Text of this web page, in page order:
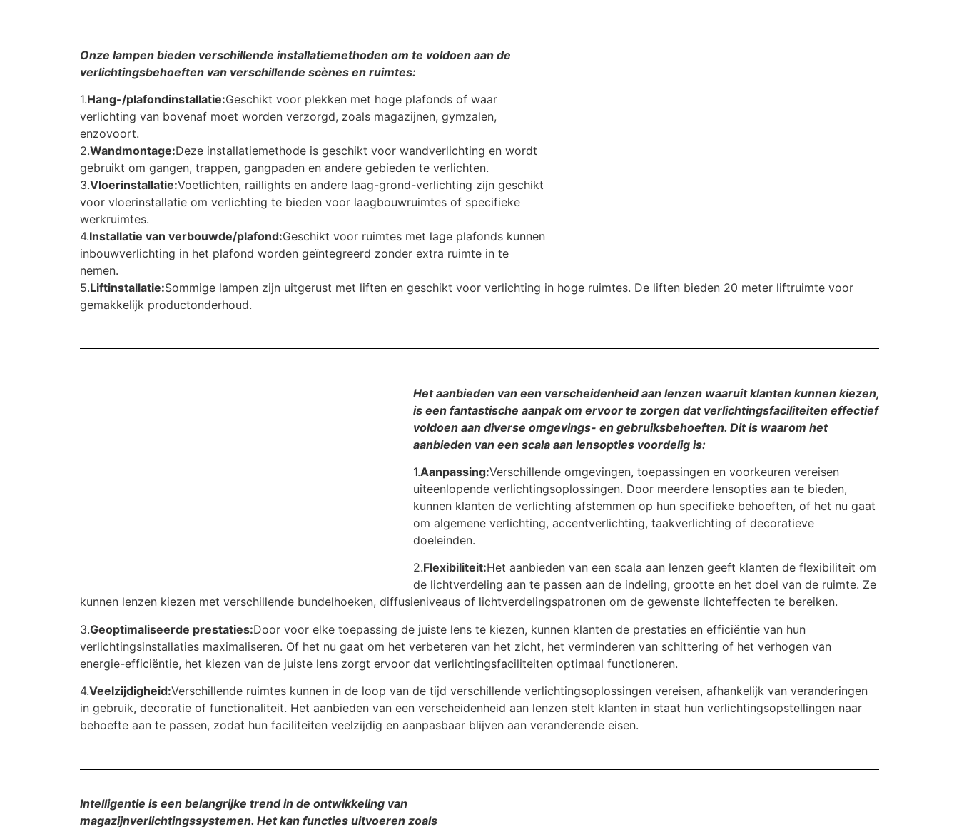
Onze lampen bieden verschillende installatiemethoden om te voldoen aan de
verlichtingsbehoeften van verschillende scènes en ruimtes:
1.Hang-/plafondinstallatie:Geschikt voor plekken met hoge plafonds of waar
verlichting van bovenaf moet worden verzorgd, zoals magazijnen, gymzalen,
enzovoort.
2.Wandmontage:Deze installatiemethode is geschikt voor wandverlichting en wordt
gebruikt om gangen, trappen, gangpaden en andere gebieden te verlichten.
3.Vloerinstallatie:Voetlichten, raillights en andere laag-grond-verlichting zijn geschikt
voor vloerinstallatie om verlichting te bieden voor laagbouwruimtes of specifieke
werkruimtes.
4.Installatie van verbouwde/plafond:Geschikt voor ruimtes met lage plafonds kunnen
inbouwverlichting in het plafond worden geïntegreerd zonder extra ruimte in te
nemen.
5.Liftinstallatie:Sommige lampen zijn uitgerust met liften en geschikt voor verlichting in hoge ruimtes. De liften bieden 20 meter liftruimte voor
gemakkelijk productonderhoud.
Het aanbieden van een verscheidenheid aan lenzen waaruit klanten kunnen kiezen,
is een fantastische aanpak om ervoor te zorgen dat verlichtingsfaciliteiten effectief
voldoen aan diverse omgevings- en gebruiksbehoeften. Dit is waarom het
aanbieden van een scala aan lensopties voordelig is:
1.Aanpassing:Verschillende omgevingen, toepassingen en voorkeuren vereisen
uiteenlopende verlichtingsoplossingen. Door meerdere lensopties aan te bieden,
kunnen klanten de verlichting afstemmen op hun specifieke behoeften, of het nu gaat
om algemene verlichting, accentverlichting, taakverlichting of decoratieve
doeleinden.
2.Flexibiliteit:Het aanbieden van een scala aan lenzen geeft klanten de flexibiliteit om
de lichtverdeling aan te passen aan de indeling, grootte en het doel van de ruimte. Ze
kunnen lenzen kiezen met verschillende bundelhoeken, diffusieniveaus of lichtverdelingspatronen om de gewenste lichteffecten te bereiken.
3.Geoptimaliseerde prestaties:Door voor elke toepassing de juiste lens te kiezen, kunnen klanten de prestaties en efficiëntie van hun
verlichtingsinstallaties maximaliseren. Of het nu gaat om het verbeteren van het zicht, het verminderen van schittering of het verhogen van
energie-efficiëntie, het kiezen van de juiste lens zorgt ervoor dat verlichtingsfaciliteiten optimaal functioneren.
4.Veelzijdigheid:Verschillende ruimtes kunnen in de loop van de tijd verschillende verlichtingsoplossingen vereisen, afhankelijk van veranderingen
in gebruik, decoratie of functionaliteit. Het aanbieden van een verscheidenheid aan lenzen stelt klanten in staat hun verlichtingsopstellingen naar
behoefte aan te passen, zodat hun faciliteiten veelzijdig en aanpasbaar blijven aan veranderende eisen.
Intelligentie is een belangrijke trend in de ontwikkeling van
magazijnverlichtingssystemen. Het kan functies uitvoeren zoals